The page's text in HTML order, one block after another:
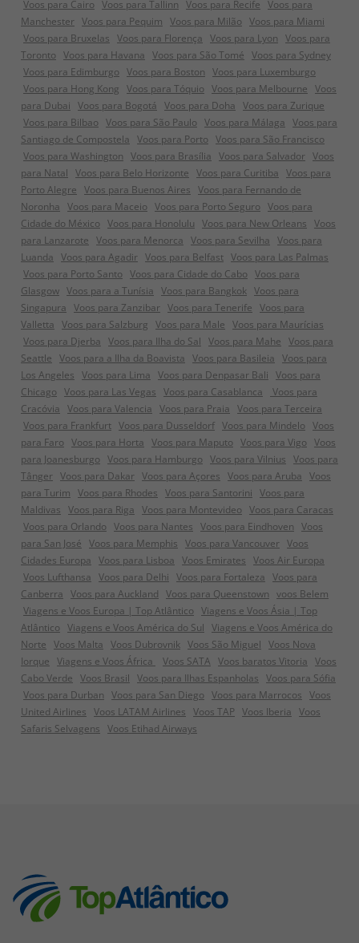
Voos para Cairo Voos para Tallinn Voos para Recife Voos para
Manchester Voos para Pequim Voos para Milão Voos para Miami
Voos para Bruxelas Voos para Florença Voos para Lyon Voos para
Toronto Voos para Havana Voos para São Tomé Voos para Sydney
Voos para Edimburgo Voos para Boston Voos para Luxemburgo
Voos para Hong Kong Voos para Tóquio Voos para Melbourne Voos
para Dubai Voos para Bogotá Voos para Doha Voos para Zurique
Voos para Bilbao Voos para São Paulo Voos para Málaga Voos para
Santiago de Compostela Voos para Porto Voos para São Francisco
Voos para Washington Voos para Brasília Voos para Salvador Voos
para Natal Voos para Belo Horizonte Voos para Curitiba Voos para
Porto Alegre Voos para Buenos Aires Voos para Fernando de
Noronha Voos para Maceio Voos para Porto Seguro Voos para
Cidade do México Voos para Honolulu Voos para New Orleans Voos
para Lanzarote Voos para Menorca Voos para Sevilha Voos para
Luanda Voos para Agadir Voos para Belfast Voos para Las Palmas
Voos para Porto Santo Voos para Cidade do Cabo Voos para
Glasgow Voos para a Tunísia Voos para Bangkok Voos para
Singapura Voos para Zanzibar Voos para Tenerife Voos para
Valletta Voos para Salzburg Voos para Male Voos para Maurícias
Voos para Djerba Voos para Ilha do Sal Voos para Mahe Voos para
Seattle Voos para a Ilha da Boavista Voos para Basileia Voos para
Los Angeles Voos para Lima Voos para Denpasar Bali Voos para
Chicago Voos para Las Vegas Voos para Casablanca
Voos para
Cracóvia Voos para Valencia Voos para Praia Voos para Terceira
Voos para Frankfurt Voos para Dusseldorf Voos para Mindelo Voos
para Faro Voos para Horta Voos para Maputo Voos para Vigo Voos
para Joanesburgo Voos para Hamburgo Voos para Vilnius Voos para
Tânger Voos para Dakar Voos para Açores Voos para Aruba Voos
para Turim Voos para Rhodes Voos para Santorini Voos para
Maldivas Voos para Riga Voos para Montevideo Voos para Caracas
Voos para Orlando Voos para Nantes Voos para Eindhoven Voos
para San José Voos para Memphis Voos para Vancouver Voos
Cidades Europa Voos para Lisboa Voos Emirates Voos Air Europa
Voos Lufthansa Voos para Delhi Voos para Fortaleza Voos para
Canberra Voos para Auckland Voos para Queenstown voos Belem
Viagens e Voos Europa | Top Atlântico Viagens e Voos Ásia | Top
Atlântico Viagens e Voos América do Sul Viagens e Voos América do
Norte Voos Malta Voos Dubrovnik Voos São Miguel Voos Nova
Iorque Viagens e Voos África Voos SATA Voos baratos Vitoria Voos
Cabo Verde Voos Brasil Voos para Ilhas Espanholas Voos para Sófia
Voos para Durban Voos para San Diego Voos para Marrocos Voos
United Airlines Voos LATAM Airlines Voos TAP Voos Iberia Voos
Safaris Selvagens Voos Etihad Airways